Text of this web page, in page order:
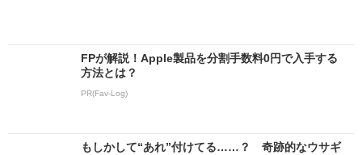
FPが解説！Apple製品を分割手数料0円で入手する
方法とは？
PR(Fav-Log)
もしかして“あれ”付けてる……？ 奇跡的なウサギ